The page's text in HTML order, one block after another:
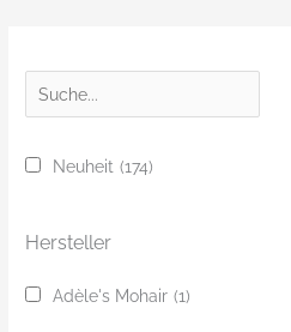
u
Neuheit (174)
Hersteller
Adèle's Mohair (1)